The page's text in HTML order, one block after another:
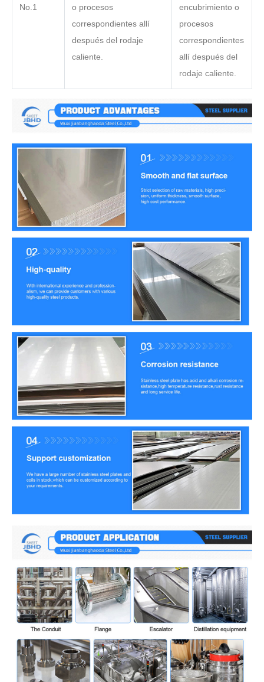
No.1
o procesos
correspondientes allí
después del rodaje
caliente.
encubrimiento o
procesos
correspondientes
allí después del
rodaje caliente.